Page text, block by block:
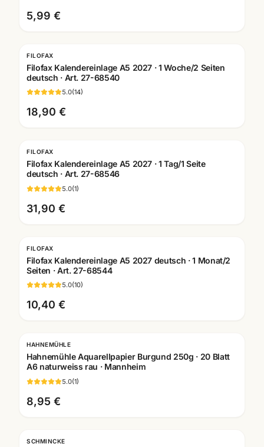
5,99 €
FILOFAX
Filofax Kalendereinlage A5 2027 · 1 Woche/2 Seiten
deutsch · Art. 27-68540
5.0(14)
18,90 €
FILOFAX
Filofax Kalendereinlage A5 2027 · 1 Tag/1 Seite
deutsch · Art. 27-68546
5.0(1)
31,90 €
FILOFAX
Filofax Kalendereinlage A5 2027 deutsch · 1 Monat/2
Seiten · Art. 27-68544
5.0(10)
10,40 €
HAHNEMÜHLE
Hahnemühle Aquarellpapier Burgund 250g · 20 Blatt
A6 naturweiss rau · Mannheim
5.0(1)
8,95 €
SCHMINCKE